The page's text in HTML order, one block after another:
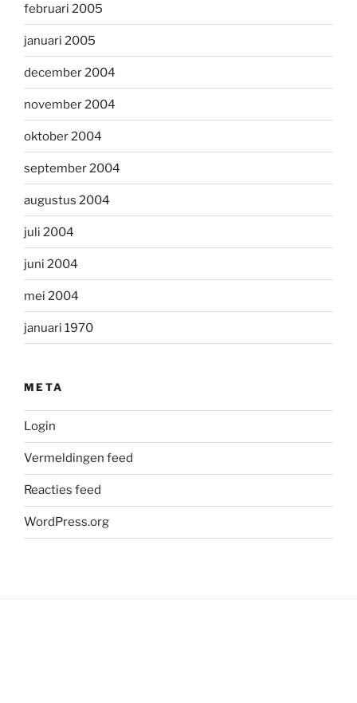
februari 2005
januari 2005
december 2004
november 2004
oktober 2004
september 2004
augustus 2004
juli 2004
juni 2004
mei 2004
januari 1970
META
Login
Vermeldingen feed
Reacties feed
WordPress.org